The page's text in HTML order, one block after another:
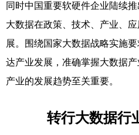
同时中国重要软硬件企业陆续
大数据在政策、技术、产业、
展。围绕国家大数据战略实施
达产业发展，准确掌握大数据
产业的发展趋势至关重要。
转行大数据行